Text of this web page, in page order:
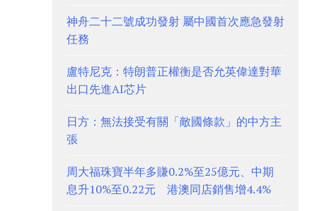
神舟二十二號成功發射 屬中國首次應急發射
任務
盧特尼克：特朗普正權衡是否允英偉達對華
出口先進AI芯片
日方：無法接受有關「敵國條款」的中方主
張
周大福珠寶半年多賺0.2%至25億元、中期
息升10%至0.22元 港澳同店銷售增4.4%